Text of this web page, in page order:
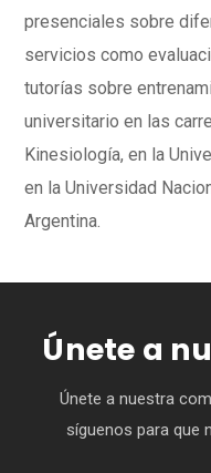
presenciales sobre
servicios como
tutorías sobre
universitario en las
Kinesiología, en la
en la Universidad
Argentina.
Únete a
Únete a nuestra
síguenos para que